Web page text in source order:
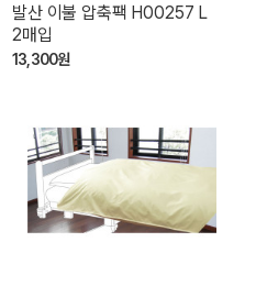
발산 이불 압축팩 H00257 L
2매입
13,300원